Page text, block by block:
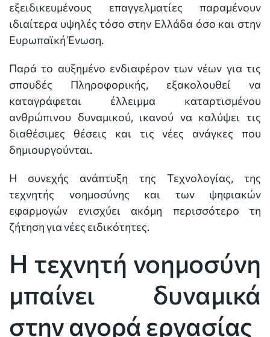
εξειδικευμένους επαγγελματίες παραμένουν
ιδιαίτερα υψηλές τόσο στην Ελλάδα όσο και στην
Ευρωπαϊκή Ένωση.
Παρά το αυξημένο ενδιαφέρον των νέων για τις
σπουδές Πληροφορικής, εξακολουθεί να
καταγράφεται έλλειμμα καταρτισμένου
ανθρώπινου δυναμικού, ικανού να καλύψει τις
διαθέσιμες θέσεις και τις νέες ανάγκες που
δημιουργούνται.
Η συνεχής ανάπτυξη της Τεχνολογίας, της
τεχνητής νοημοσύνης και των ψηφιακών
εφαρμογών ενισχύει ακόμη περισσότερο τη
ζήτηση για νέες ειδικότητες.
Η τεχνητή νοημοσύνη
μπαίνει δυναμικά
στην αγορά εργασίας